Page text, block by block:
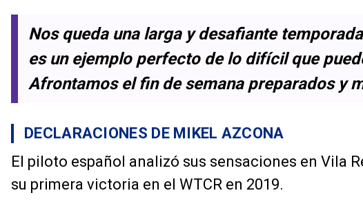
Nos queda una larga y desafiante
es un ejemplo perfecto de lo difícil que
Afrontamos el fin de semana preparados y
DECLARACIONES DE MIKEL AZCONA
El piloto español analizó sus sensaciones en Vila
su primera victoria en el WTCR en 2019.